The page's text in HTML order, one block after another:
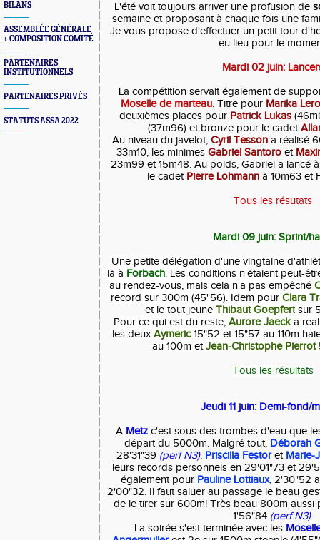
BILANS
ASSEMBLÉE GÉNÉRALE
+ COMPOSITION COMITÉ
PARTENAIRES
INSTITUTIONNELS
PARTENAIRES PRIVÉS
STATUTS ASSA 2022
L'été voit toujours arriver une profusion de
semaine et proposant à chaque fois une
Je vous propose d'effectuer un petit tour
eu lieu pour le
Mardi 02 juin:
La compétition servait également de
Moselle de marteau. Titre pour Marika
deuxièmes places pour Patrick Lukas
(37m96) et bronze pour le cadet
Au niveau du javelot,Cyril Tesson a réalisé
33m10, les minimesGabriel Santoro et
23m99 et 15m48. Au poids, Gabriel a lancé
le cadet Pierre Lohmann à 10m63 et
Tous les résutats
Mardi 09 juin: Sprint/
Une petite délégation d'une vingtaine
là à Forbach. Les conditions n'étaient peut-
au rendez-vous, mais cela n'a pas empêché
record sur 300m (45"56). Idem pourClara
et le tout jeune Thibaut Goepfert sur
Pour ce qui est du reste,Aurore Jaecka
les deuxAymeric15"52 et 15"57 au 110m
au 100m etJean-Christophe Pierrot
Tous les résultats
Jeudi 11 juin: Demi-fond/
A Metz c'est sous des trombes d'eau que
départ du 5000m. Malgré tout, Déborah
28'31"39 (perf N3), Priscilla Festoret Marie-
leurs records personnels en 29'01"73 et
également pour Pauline Lottiaux, 2'30"52
2'00"32. Il faut saluer au passage le beau
de le tirer sur 600m!Très beau 800m
1'56"84 (perf N3).
La soirée s'est terminée avec les